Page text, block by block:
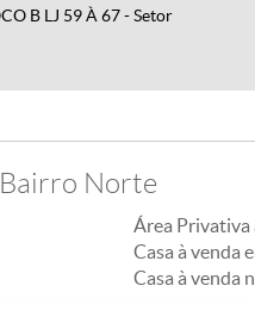
B LJ 59 À 67 - Setor
Norte
Área Privativa
Casa à venda
Casa à venda